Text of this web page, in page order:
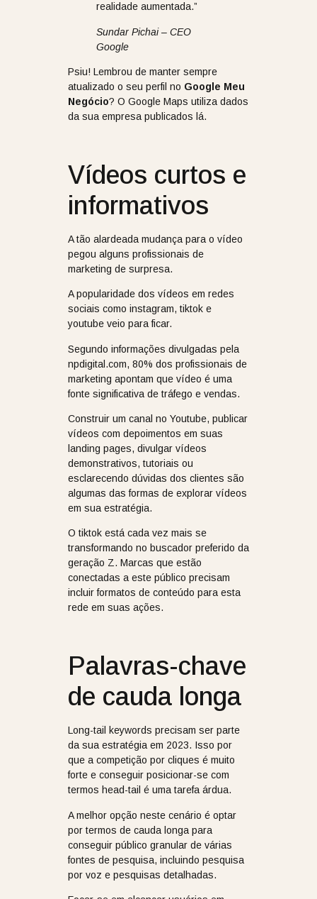
realidade aumentada.”
Sundar Pichai – CEO
Google
Psiu! Lembrou de manter sempre
atualizado o seu perfil no Google Meu
Negócio? O Google Maps utiliza dados
da sua empresa publicados lá.
Vídeos curtos e
informativos
A tão alardeada mudança para o vídeo
pegou alguns profissionais de
marketing de surpresa.
A popularidade dos vídeos em redes
sociais como instagram, tiktok e
youtube veio para ficar.
Segundo informações divulgadas pela
npdigital.com, 80% dos profissionais de
marketing apontam que vídeo é uma
fonte significativa de tráfego e vendas.
Construir um canal no Youtube, publicar
vídeos com depoimentos em suas
landing pages, divulgar vídeos
demonstrativos, tutoriais ou
esclarecendo dúvidas dos clientes são
algumas das formas de explorar vídeos
em sua estratégia.
O tiktok está cada vez mais se
transformando no buscador preferido da
geração Z. Marcas que estão
conectadas a este público precisam
incluir formatos de conteúdo para esta
rede em suas ações.
Palavras-chave
de cauda longa
Long-tail keywords precisam ser parte
da sua estratégia em 2023. Isso por
que a competição por cliques é muito
forte e conseguir posicionar-se com
termos head-tail é uma tarefa árdua.
A melhor opção neste cenário é optar
por termos de cauda longa para
conseguir público granular de várias
fontes de pesquisa, incluindo pesquisa
por voz e pesquisas detalhadas.